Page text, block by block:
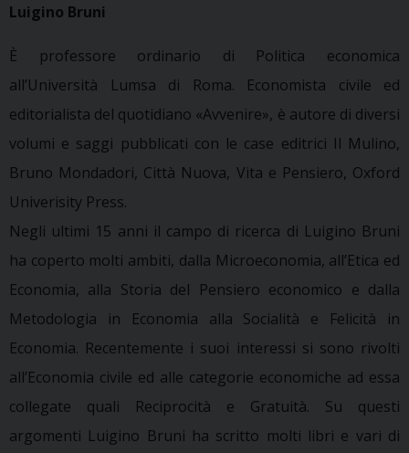
Luigino Bruni
È professore ordinario di Politica economica
all’Università Lumsa di Roma. Economista civile ed
editorialista del quotidiano «Avvenire», è autore di diversi
volumi e saggi pubblicati con le case editrici Il Mulino,
Bruno Mondadori, Città Nuova, Vita e Pensiero, Oxford
Univerisity Press.
Negli ultimi 15 anni il campo di ricerca di Luigino Bruni
ha coperto molti ambiti, dalla Microeconomia, all’Etica ed
Economia, alla Storia del Pensiero economico e dalla
Metodologia in Economia alla Socialità e Felicità in
Economia. Recentemente i suoi interessi si sono rivolti
all’Economia civile ed alle categorie economiche ad essa
collegate quali Reciprocità e Gratuità. Su questi
argomenti Luigino Bruni ha scritto molti libri e vari di